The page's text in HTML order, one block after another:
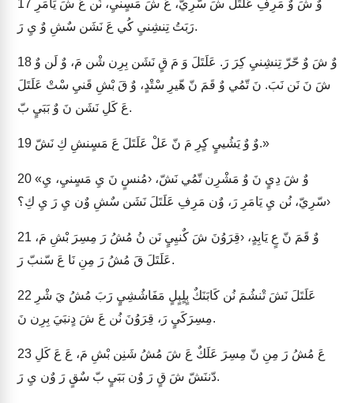
17
رَبَتُ تِنشِنيِ كُي عَ نَشَن سٌشِ وٌ يِ رَ.
18
شَ نَ نَن نَبَ. نَ تّمُي وٌ قَمَ نّ هّيرِ سْتْدٍ، وٌ قَ بْشِ قَنيِ سْتْ عَلَتَلَ
عَ كَلِ نَشَن نَ وٌ بَبَيٍ بّ.
19 وٌ وٌ يَشُييٍ كٍرِ مَ نّ عَلْ عَلَتَلَ عَ مَسٍنشِ كِ نَشّ.»
20 «وٌ شَ دِيٍ نَ وٌ مَشْرِن تّمُي نَشّ، ‹مُنسٍ نَ يِ مَسٍنيِ، يِ
سّرِيّ، نُن يِ يَامَرِ رَ، وٌن مَرِفِ عَلَتَلَ نَشَن سٌشِ وٌن يِ رَ يِ كِ؟›
21
عَلَتَلَ قَ مُشُ رَ مِنِ نَا عَ سّنبّ رَ.
22
مِسِرَكَيٍ رَ، قِرَوُنَ نُن عَ شَ دٍنبَيَ بِرِن نَ.
23
دّننَشّ شَ قٍ رَ وٌن بَبَيٍ بّ سٌقٍ رَ وٌن يِ رَ.